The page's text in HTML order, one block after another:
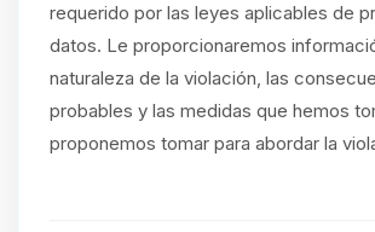
requerido por las leyes aplicables de
datos. Le proporcionaremos
naturaleza de la violación, las
probables y las medidas que hemos
proponemos tomar para abordar la